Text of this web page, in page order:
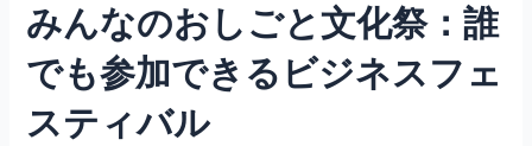
みんなのおしごと文化祭：誰
でも参加できるビジネスフェ
スティバル